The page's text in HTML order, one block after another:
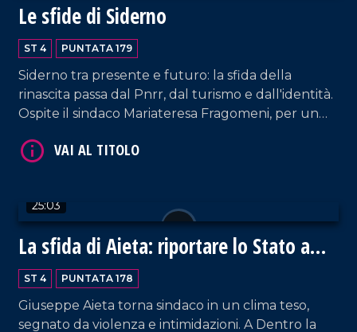
Le sfide di Siderno
ST 4 PUNTATA 179
Siderno tra presente e futuro: la sfida della
rinascita passa dal Pnrr, dal turismo e dall'identità.
Ospite il sindaco Mariateresa Fragomeni, per un
dell'amministrazione comunale.
25:03
La sfida di Aieta: riportare lo Stato a
Cetraro
ST 4 PUNTATA 178
Giuseppe Aieta torna sindaco in un clima teso,
segnato da violenza e intimidazioni. A Dentro la
VAI AL TITOLO
VAI AL TITOLO